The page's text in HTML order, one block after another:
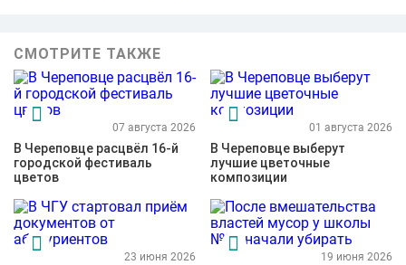
СМОТРИТЕ ТАКЖЕ
07 августа 2026
В Череповце расцвёл 16-й
городской фестиваль
цветов
01 августа 2026
В Череповце выберут
лучшие цветочные
композиции
23 июня 2026 19 июня 2026